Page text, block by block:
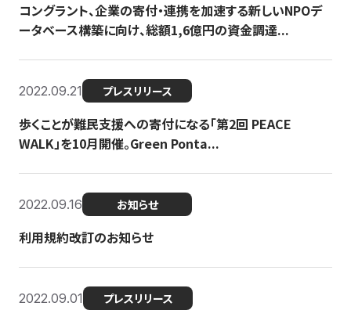
コングラント、企業の寄付・連携を加速する新しいNPOデ
ータベース構築に向け、総額1,6億円の資金調達...
2022.09.21 プレスリリース
歩くことが難民支援への寄付になる「第2回 PEACE
WALK」を10月開催。Green Ponta...
2022.09.16 お知らせ
利用規約改訂のお知らせ
2022.09.01 プレスリリース